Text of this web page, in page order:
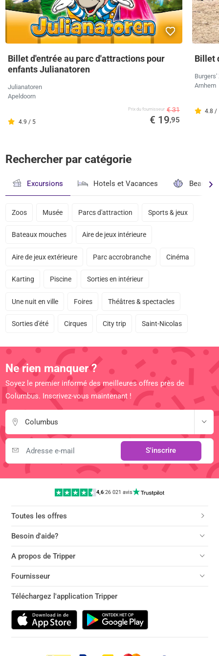
Billet d'entrée au parc d'attractions pour
enfants Julianatoren
Julianatoren
Apeldoorn
4.9 / 5
Prix ​​du fournisseur € 31
€ 19,95
Billet
Burgers'
Arnhem
4.8 /
Rechercher par catégorie
Excursions Hotels et Vacances Beauté
Zoos Musée Parcs d'attraction Sports & jeux
Bateaux mouches Aire de jeux intérieure
Aire de jeux extérieure Parc accrobranche Cinéma
Karting Piscine Sorties en intérieur
Une nuit en ville Foires Théâtres & spectacles
Sorties d'été Cirques City trip Saint-Nicolas
Ne rien manquer ?
Soyez le premier informé des meilleures offres près de
Columbus. Inscrivez-vous maintenant !
Columbus
S'inscrire
4,6 |26 021 avis
Toutes les offres
Besoin d'aide?
A propos de Tripper
Fournisseur
Téléchargez l'application Tripper